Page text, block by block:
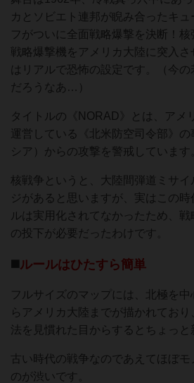
カとソビエト連邦が睨み合ったキュ
フがついに全面戦略爆撃を決断！
戦略爆撃機をアメリカ大陸に突入さ
はリアルで恐怖の設定です。（今の
だろうなあ…）
タイトルの《NORAD》とは、アメ
運営している《北米防空司令部》
シア）からの攻撃を警戒しています
核戦争というと、大陸間弾道ミサ
ジがあると思いますが、実はこの時
ルは実用化されてなかったため、
の投下が必要だったわけです。
◼️ルールはひたすら簡単
フルサイズのマップには、北極を
らアメリカ大陸までが描かれており
法を見慣れた目からするとちょっと
古い時代の戦争なのであえてほぼ
のが渋いです。